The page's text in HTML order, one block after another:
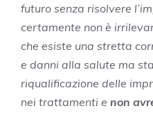
futuro senza risolvere
certamente non è
che esiste una stretta
e danni alla salute ma
riqualificazione delle
nei trattamenti e non